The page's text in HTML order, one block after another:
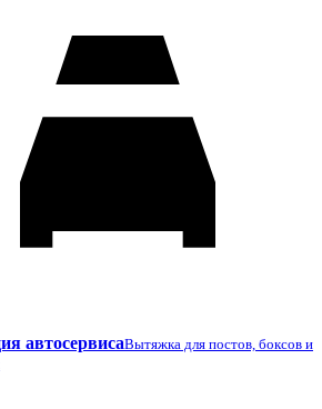
автосервисаВытяжка для постов, боксов и